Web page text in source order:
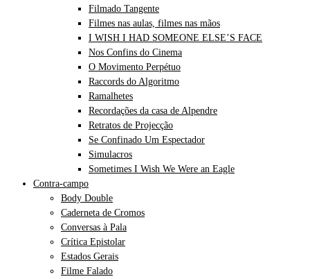
Filmado Tangente
Filmes nas aulas, filmes nas mãos
I WISH I HAD SOMEONE ELSE’S FACE
Nos Confins do Cinema
O Movimento Perpétuo
Raccords do Algoritmo
Ramalhetes
Recordações da casa de Alpendre
Retratos de Projecção
Se Confinado Um Espectador
Simulacros
Sometimes I Wish We Were an Eagle
Contra-campo
Body Double
Caderneta de Cromos
Conversas à Pala
Crítica Epistolar
Estados Gerais
Filme Falado